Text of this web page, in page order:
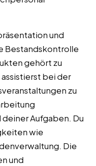
und
Bestandskontrolle
gehört zu
bei der
zu
Aufgaben. Du
wie
Die
und